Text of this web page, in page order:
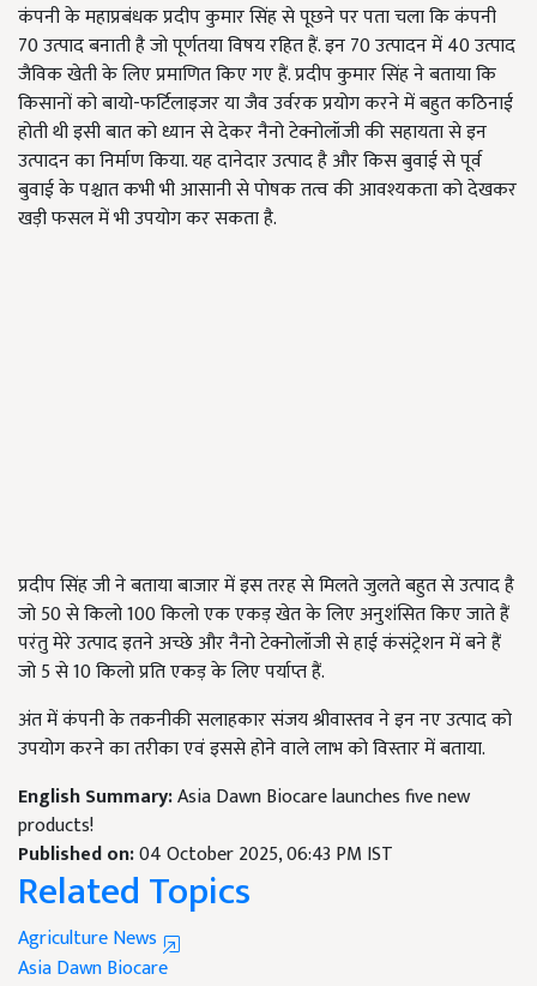
कंपनी के महाप्रबंधक प्रदीप कुमार सिंह से पूछने पर पता चला कि कंपनी
70 उत्पाद बनाती है जो पूर्णतया विषय रहित हैं. इन 70 उत्पादन में 40 उत्पाद
जैविक खेती के लिए प्रमाणित किए गए हैं. प्रदीप कुमार सिंह ने बताया कि
किसानों को बायो-फर्टिलाइजर या जैव उर्वरक प्रयोग करने में बहुत कठिनाई
होती थी इसी बात को ध्यान से देकर नैनो टेक्नोलॉजी की सहायता से इन
उत्पादन का निर्माण किया. यह दानेदार उत्पाद है और किस बुवाई से पूर्व
बुवाई के पश्चात कभी भी आसानी से पोषक तत्व की आवश्यकता को देखकर
खड़ी फसल में भी उपयोग कर सकता है.
प्रदीप सिंह जी ने बताया बाजार में इस तरह से मिलते जुलते बहुत से उत्पाद है
जो 50 से किलो 100 किलो एक एकड़ खेत के लिए अनुशंसित किए जाते हैं
परंतु मेरे उत्पाद इतने अच्छे और नैनो टेक्नोलॉजी से हाई कंसंट्रेशन में बने हैं
जो 5 से 10 किलो प्रति एकड़ के लिए पर्याप्त हैं.
अंत में कंपनी के तकनीकी सलाहकार संजय श्रीवास्तव ने इन नए उत्पाद को
उपयोग करने का तरीका एवं इससे होने वाले लाभ को विस्तार में बताया.
English Summary:Asia Dawn Biocare launches five new
products!
Published on:04 October 2025, 06:43 PM IST
Related Topics
Agriculture News
Asia Dawn Biocare